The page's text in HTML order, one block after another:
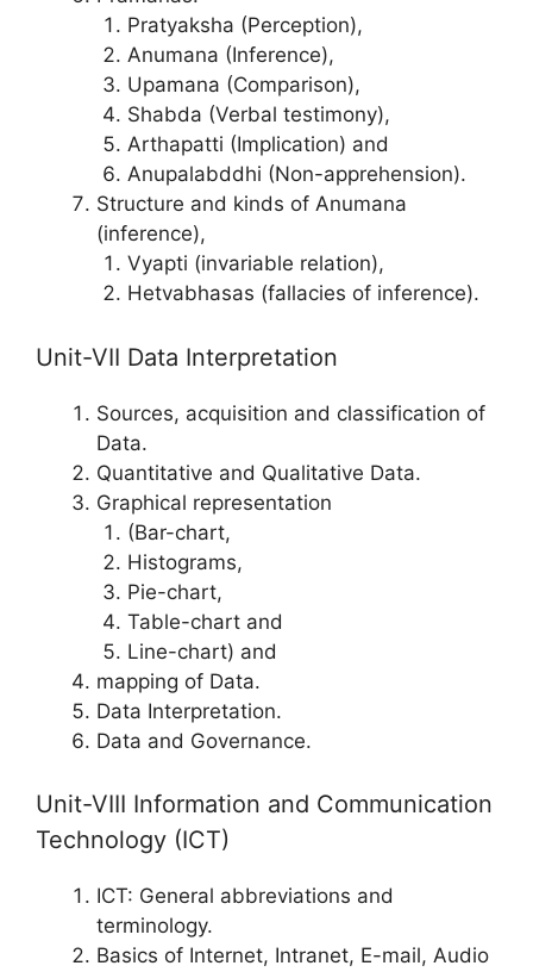
Pratyaksha (Perception),
Anumana (Inference),
Upamana (Comparison),
Shabda (Verbal testimony),
Arthapatti (Implication) and
Anupalabddhi (Non-apprehension).
Structure and kinds of Anumana
(inference),
Vyapti (invariable relation),
Hetvabhasas (fallacies of inference).
Unit-VII Data Interpretation
Sources, acquisition and classification of
Data.
Quantitative and Qualitative Data.
Graphical representation
(Bar-chart,
Histograms,
Pie-chart,
Table-chart and
Line-chart) and
mapping of Data.
Data Interpretation.
Data and Governance.
Unit-VIII Information and Communication
Technology (ICT)
ICT: General abbreviations and
terminology.
Basics of Internet, Intranet, E-mail, Audio